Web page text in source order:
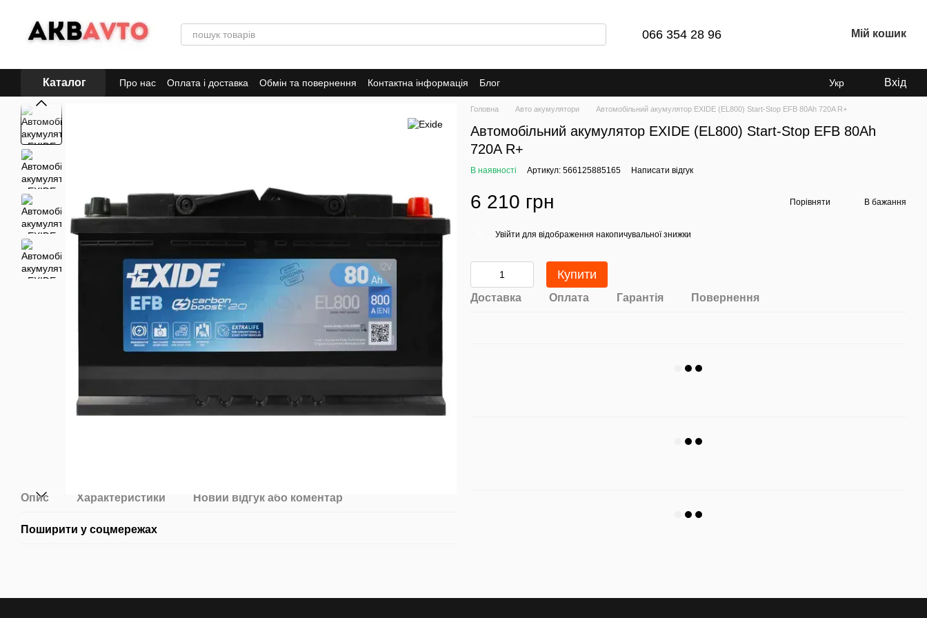
066 354 28 96 Мій кошик
Каталог Про нас Оплата і доставка Обмін та повернення Контактна інформація Блог Укр Вхід
Опис Характеристики Новий відгук або коментар
Поширити у соцмережах
Головна Авто акумулятори Автомобільний акумулятор EXIDE (EL800) Start-Stop EFB 80Аh 720A R+
Автомобільний акумулятор EXIDE (EL800) Start-Stop EFB 80Аh
720A R+
В наявності Артикул: 566125885165 Написати відгук
6 210 грн Порівняти В бажання
Увійти для відображення накопичувальної знижки
Купити
Доставка Оплата Гарантія Повернення